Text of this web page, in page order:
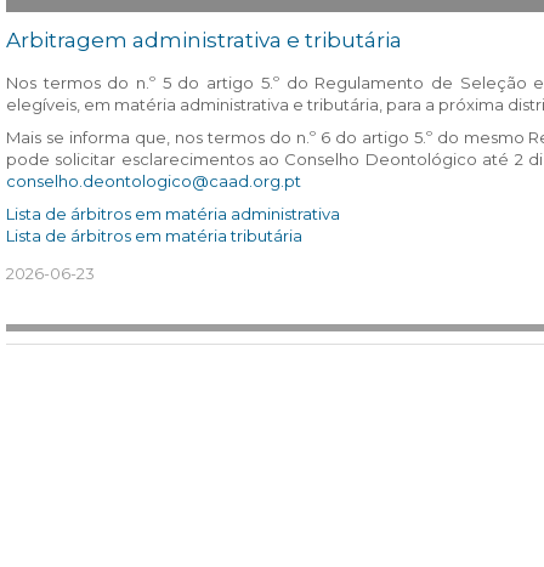
Arbitragem administrativa e tributária
Nos termos do n.º 5 do artigo 5.º do Regulamento de Seleção
elegíveis, em matéria administrativa e tributária, para a próxima
Mais se informa que, nos termos do n.º 6 do artigo 5.º do
pode solicitar esclarecimentos ao Conselho Deontológico até 2
conselho.deontologico@caad.org.pt
Lista de árbitros em matéria administrativa
Lista de árbitros em matéria tributária
2026-06-23